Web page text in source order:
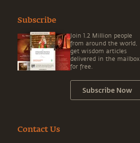
Subscribe
Join 1.2 Million people
from around the world,
get wisdom articles
delivered in the mailbox
for free.
Subscribe Now
Contact Us